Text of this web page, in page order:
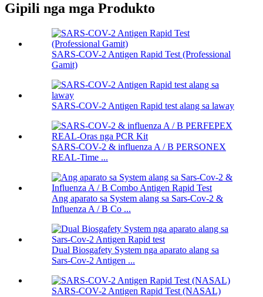
Gipili nga mga Produkto
SARS-COV-2 Antigen Rapid Test (Professional
Gamit)
SARS-COV-2 Antigen Rapid test alang sa laway
SARS-COV-2 & influenza A / B PERSONEX
REAL-Time ...
Ang aparato sa System alang sa Sars-Cov-2 &
Influenza A / B Co ...
Dual Biosgafety System nga aparato alang sa
Sars-Cov-2 Antigen ...
SARS-COV-2 Antigen Rapid Test (NASAL)